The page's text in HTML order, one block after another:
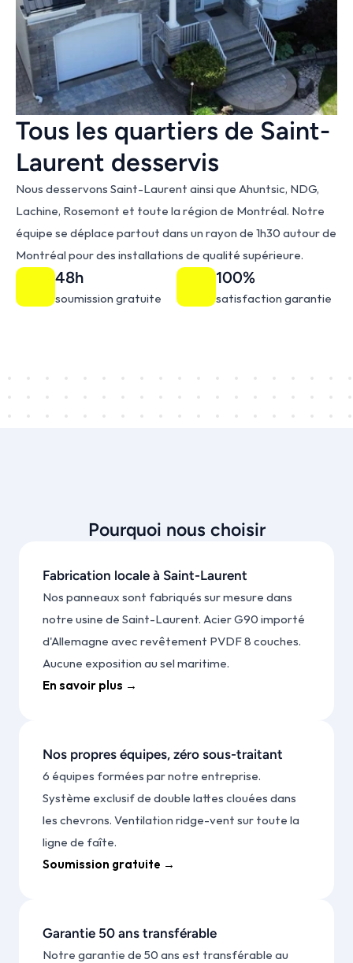
Tous les quartiers de Saint-
Laurent desservis
Nous desservons Saint-Laurent ainsi que Ahuntsic, NDG,
Lachine, Rosemont et toute la région de Montréal. Notre
équipe se déplace partout dans un rayon de 1h30 autour de
Montréal pour des installations de qualité supérieure.
48h
soumission gratuite
100%
satisfaction garantie
Pourquoi nous choisir
Fabrication locale à Saint-Laurent
Nos panneaux sont fabriqués sur mesure dans
notre usine de Saint-Laurent. Acier G90 importé
d'Allemagne avec revêtement PVDF 8 couches.
Aucune exposition au sel maritime.
En savoir plus →
Nos propres équipes, zéro sous-traitant
6 équipes formées par notre entreprise.
Système exclusif de double lattes clouées dans
les chevrons. Ventilation ridge-vent sur toute la
ligne de faîte.
Soumission gratuite →
Garantie 50 ans transférable
Notre garantie de 50 ans est transférable au